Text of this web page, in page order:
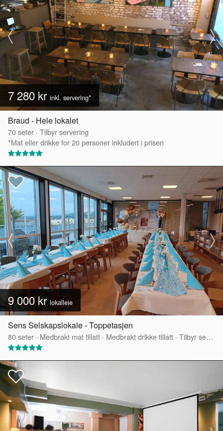
7 280 kr inkl. servering*
Braud - Hele lokalet
70seter · Tilbyr servering
*Mat eller drikke for 20 personer inkludert i prisen
9 000 kr lokalleie
Sens Selskapslokale - Toppetasjen
80seter · Medbrakt mat tillatt · Medbrakt drikke tillatt · Tilbyr servering